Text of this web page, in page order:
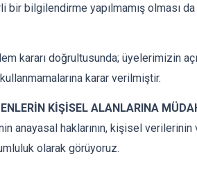
bir bilgilendirme yapılmamış olması
kararı doğrultusunda; üyelerimizin
karar verilmiştir.
KİŞİSEL ALANLARINA
anayasal haklarının, kişisel verilerinin
olarak görüyoruz.